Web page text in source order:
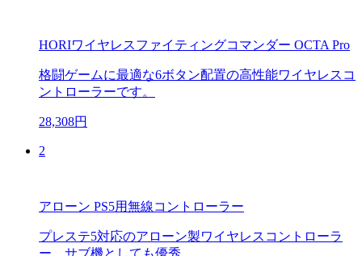
HORIワイヤレスファイティングコマンダー OCTA Pro
格闘ゲームに最適な6ボタン配置の高性能ワイヤレスコ
ントローラーです。
28,308円
2
アローン PS5用無線コントローラー
プレステ5対応のアローン製ワイヤレスコントローラ
ー。サブ機としても優秀。